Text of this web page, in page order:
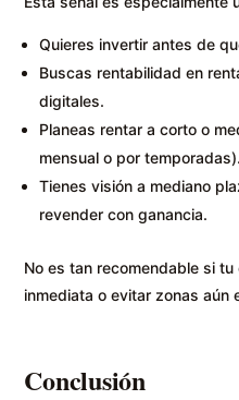
Quieres invertir antes de
Buscas rentabilidad en
digitales.
Planeas rentar a corto o
mensual o por temporadas).
Tienes visión a mediano
revender con ganancia.
No es tan recomendable si
inmediata o evitar zonas aún
Conclusión